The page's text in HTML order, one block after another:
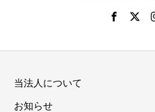
当法人について
お知らせ